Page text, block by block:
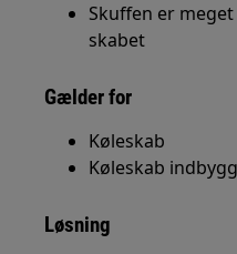
Skuffen er
skabet
Gælder for
Køleskab
Køleskab
Løsning